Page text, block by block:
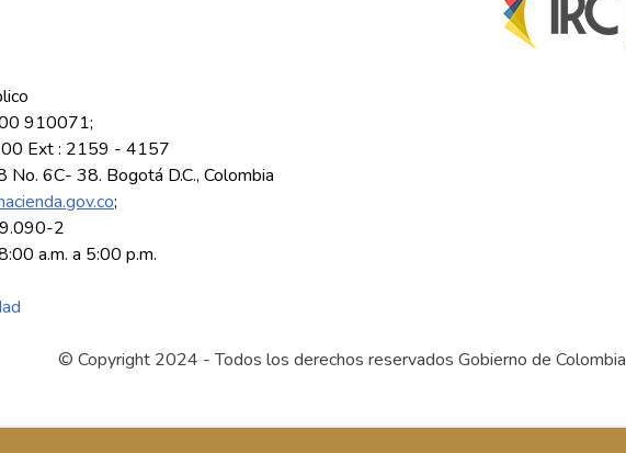
910071;
Ext : 2159 - 4157
No. 6C- 38. Bogotá D.C., Colombia
;
2
a.m. a 5:00 p.m.
© Copyright 2024 - Todos los derechos reservados Gobierno de Colombia